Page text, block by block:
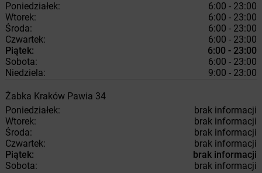
Poniedziałek:
6:00 - 23:00
Wtorek:
6:00 - 23:00
Środa:
6:00 - 23:00
Czwartek:
6:00 - 23:00
Piątek:
6:00 - 23:00
Sobota:
6:00 - 23:00
Niedziela:
9:00 - 23:00
Żabka Kraków Pawia 34
Poniedziałek:
brak informacji
Wtorek:
brak informacji
Środa:
brak informacji
Czwartek:
brak informacji
Piątek:
brak informacji
Sobota:
brak informacji